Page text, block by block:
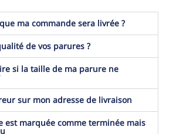
ma commande sera livrée ?
de vos parures ?
si la taille de ma parure ne
sur mon adresse de livraison
est marquée comme terminée mais